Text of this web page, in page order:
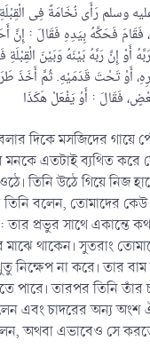
وسلم رَأَى نُخَامَةً فِى
فَحَكَّهُ بِيَدِهِ فَقَالَ : إِنَّ
أَوْ إِنَّ رَبَّهُ بَيْنَهُ وَبَيْنَ
أَوْ تَحْتَ قَدَمَيْهِ. ثُمَّ أَخَذَ
এতটাই ব্যথিত করে
তিনি উঠে গিয়ে নিজ
বলেন, তোমাদের কেউ
প্রভুর সাথে একান্তে
থাকেন। সুতরাং
নিক্ষেপ না করে। তার
পারে। তারপর তিনি
এবং চাদরের অন্য
অথবা এভাবেও সে